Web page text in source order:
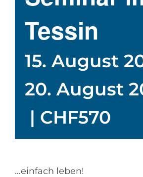
Tessin
15. August
20. August
| CHF570
…einfach leben!